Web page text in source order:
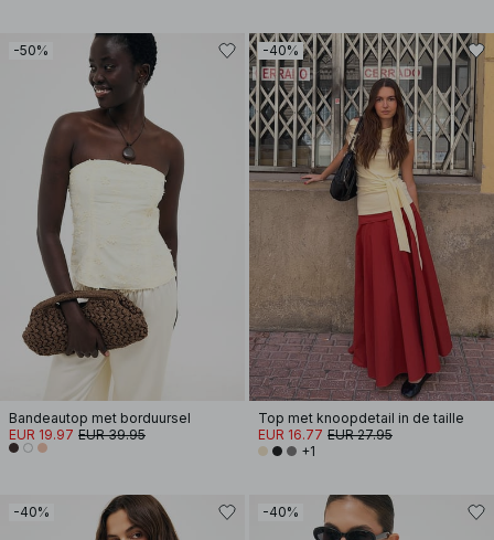
-50%
Bandeautop met borduursel
EUR 19.97 EUR 39.95
-40%
Top met knoopdetail in de taille
EUR 16.77 EUR 27.95
+1
-40% -40%